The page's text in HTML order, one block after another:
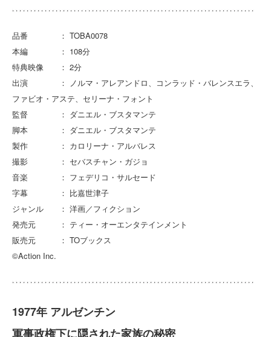
品番 ： TOBA0078
本編 ： 108分
特典映像 ： 2分
出演 ： ノルマ・アレアンドロ、コンラッド・バレンスエラ、
ファビオ・アステ、セリーナ・フォント
監督 ： ダニエル・ブスタマンテ
脚本 ： ダニエル・ブスタマンテ
製作 ： カロリーナ・アルバレス
撮影 ： セバスチャン・ガジョ
音楽 ： フェデリコ・サルセード
字幕 ： 比嘉世津子
ジャンル ： 洋画／フィクション
発売元 ： ティー・オーエンタテインメント
販売元 ： TOブックス
©Action Inc.
1977年 アルゼンチン
軍事政権下に隠された家族の秘密